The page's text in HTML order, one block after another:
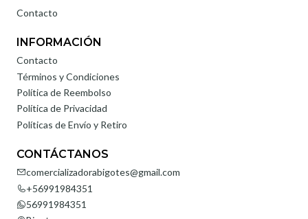
Contacto
INFORMACIÓN
Contacto
Términos y Condiciones
Política de Reembolso
Política de Privacidad
Políticas de Envío y Retiro
CONTÁCTANOS
comercializadorabigotes@gmail.com
+56991984351
56991984351